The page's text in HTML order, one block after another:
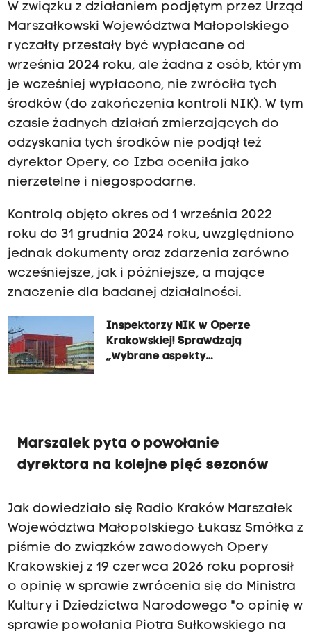
W związku z działaniem podjętym przez Urząd
Marszałkowski Województwa Małopolskiego
ryczałty przestały być wypłacane od
września 2024 roku, ale żadna z osób, którym
je wcześniej wypłacono, nie zwróciła tych
środków (do zakończenia kontroli NIK). W tym
czasie żadnych działań zmierzających do
odzyskania tych środków nie podjął też
dyrektor Opery, co Izba oceniła jako
nierzetelne i niegospodarne.
Kontrolą objęto okres od 1 września 2022
roku do 31 grudnia 2024 roku, uwzględniono
jednak dokumenty oraz zdarzenia zarówno
wcześniejsze, jak i późniejsze, a mające
znaczenie dla badanej działalności.
Inspektorzy NIK w Operze
Krakowskiej! Sprawdzają
„wybrane aspekty
Marszałek pyta o powołanie
dyrektora na kolejne pięć sezonów
Jak dowiedziało się Radio Kraków Marszałek
Województwa Małopolskiego Łukasz Smółka z
piśmie do związków zawodowych Opery
Krakowskiej z 19 czerwca 2026 roku poprosił
o opinię w sprawie zwrócenia się do Ministra
Kultury i Dziedzictwa Narodowego "o opinię w
sprawie powołania Piotra Sułkowskiego na